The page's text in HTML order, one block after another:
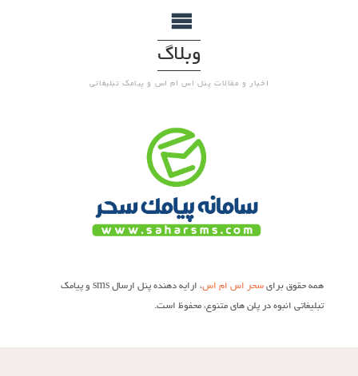
وبلاگ
اخبار و مقالات پنل اس ام اس و پیامک تبلیغاتی
همه حقوق برایسحر اس ام اس
، ارایه دهنده پنل ارسال sms و پیامک
تبلیغاتی انبوه در پلن های متنوع، محفوظ است.